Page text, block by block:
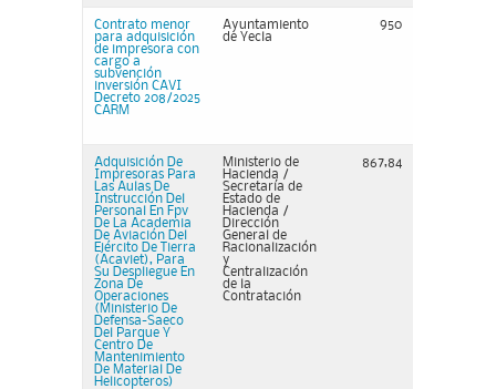
Contrato menor
para adquisición
de impresora con
cargo a
subvención
inversión CAVI
Decreto 208/2025
CARM
Ayuntamiento
de Yecla
950
Adquisición De
Impresoras Para
Las Aulas De
Instrucción Del
Personal En Fpv
De La Academia
De Aviación Del
Ejército De Tierra
(Acaviet), Para
Su Despliegue En
Zona De
Operaciones
(Ministerio De
Defensa-Saeco
Del Parque Y
Centro De
Mantenimiento
De Material De
Helicopteros)
Ministerio de
Hacienda /
Secretaría de
Estado de
Hacienda /
Dirección
General de
Racionalización
y
Centralización
de la
Contratación
867,84